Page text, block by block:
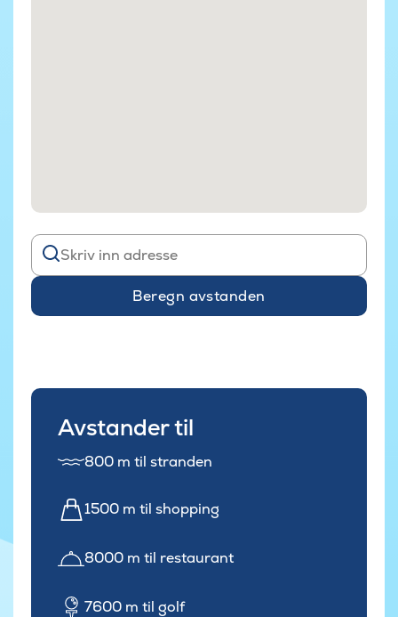
Beregn avstanden
Avstander til
800 m til stranden
1500 m til shopping
8000 m til restaurant
7600 m til golf